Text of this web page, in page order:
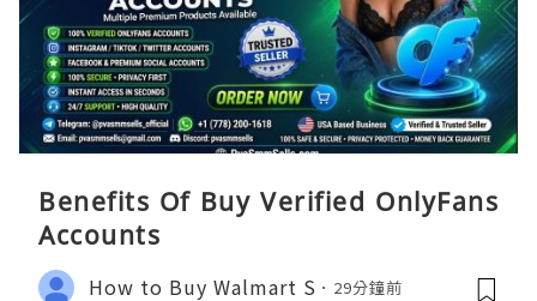
Benefits Of Buy Verified OnlyFans
Accounts
How to Buy Walmart S 29分鐘前